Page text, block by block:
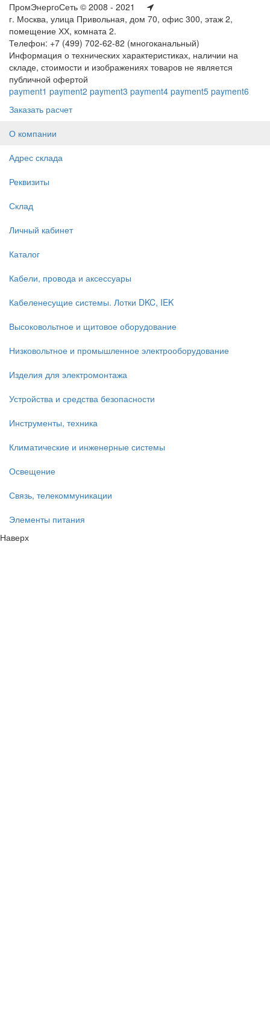
ПромЭнергоСеть © 2008 - 2021
г. Москва, улица Привольная, дом 70, офис 300, этаж 2,
помещение ХХ, комната 2.
Телефон: +7 (499) 702-62-82 (многоканальный)
Информация о технических характеристиках, наличии на
складе, стоимости и изображениях товаров не является
публичной офертой
payment1 payment2 payment3 payment4 payment5 payment6
Заказать расчет
О компании
Адрес склада
Реквизиты
Склад
Личный кабинет
Каталог
Кабели, провода и аксессуары
Кабеленесущие системы. Лотки DKC, IEK
Высоковольтное и щитовое оборудование
Низковольтное и промышленное электрооборудование
Изделия для электромонтажа
Устройства и средства безопасности
Инструменты, техника
Климатические и инженерные системы
Освещение
Связь, телекоммуникации
Элементы питания
Наверх